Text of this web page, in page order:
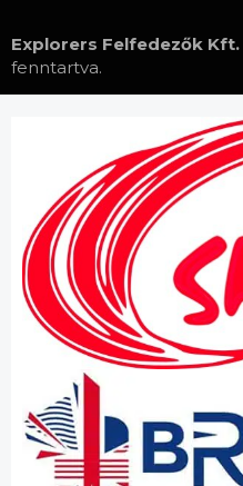
Explorers Felfedezők Kft.
fenntartva.